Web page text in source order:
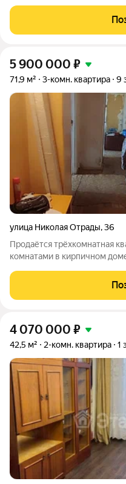
квартиры с балконом: 49,2
изолированные комнаты (18,0
5 900 000 ₽
71,9 м² 3-комн. квартира 9
улица Николая Отрады,36
Продаётся трёхкомнатная
комнатами в кирпичном
на проезжую часть. Окна 2-х
Квартира требует ремонта, но
4 070 000 ₽
42,5 м² 2-комн. квартира 1